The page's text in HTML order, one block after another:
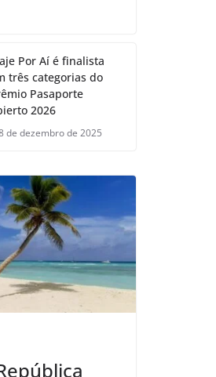
Por Aí é finalista
três categorias do
Pasaporte
2026
de dezembro de 2025